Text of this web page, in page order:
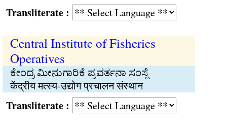
:
Central Institute of Fisheries
Operatives
ಕೇಂದ್ರ ಮೀನುಗಾರಿಕೆ ಪ್ರವರ್ತನಾ ಸಂಸ್ಥೆ
केंद्रीय मत्स्य-उद्योग प्रचालन संस्थान
: